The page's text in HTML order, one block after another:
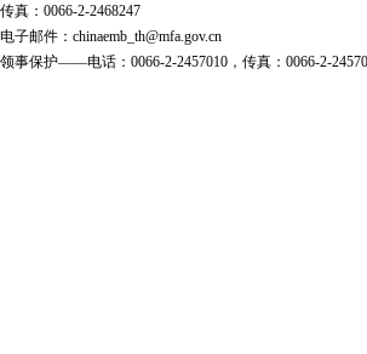
传真：0066-2-2468247
电子邮件：chinaemb_th@mfa.gov.cn
领事保护——电话：0066-2-2457010，传真：0066-2-